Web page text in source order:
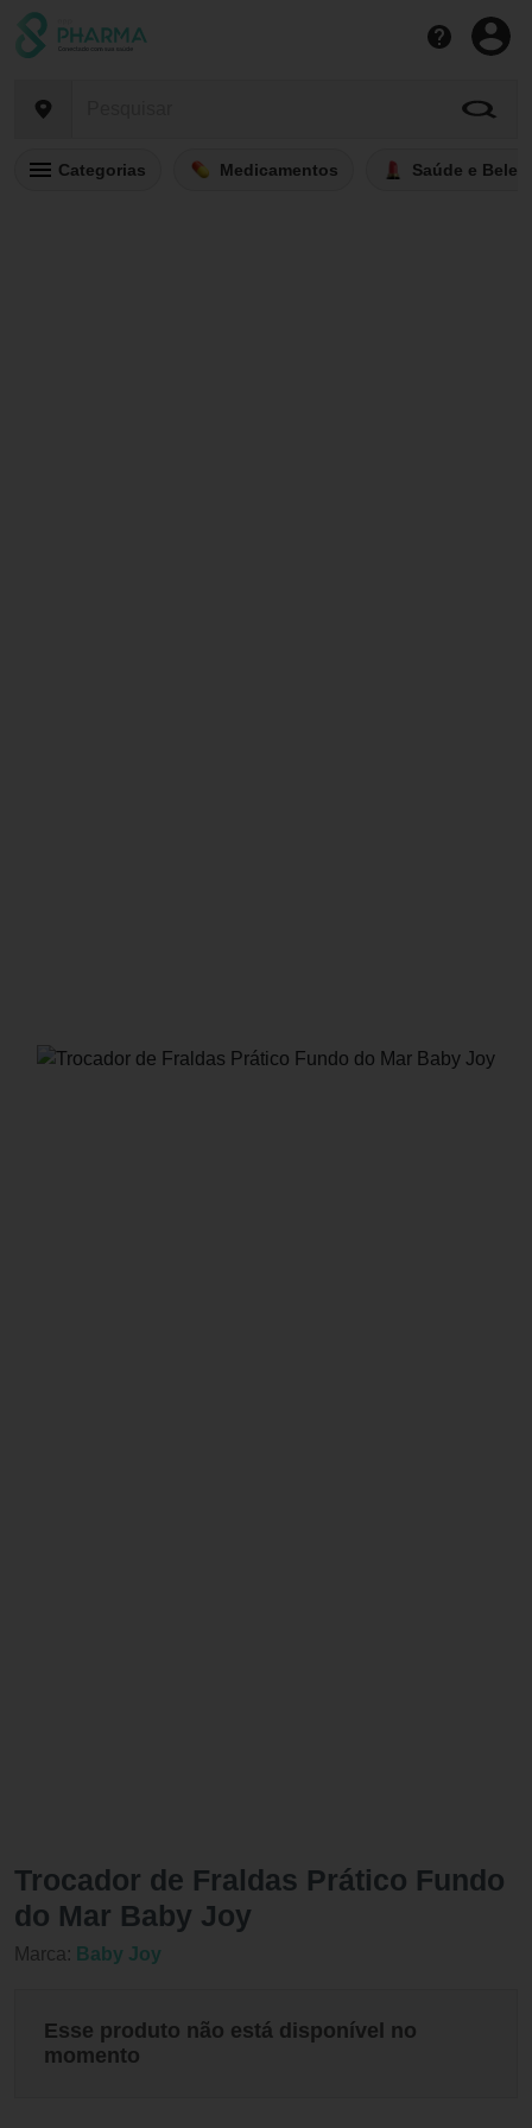
Categorias Medicamentos Saúde e
Trocador de Fraldas Prático Fundo
do Mar Baby Joy
Marca: Baby Joy
Esse produto não está disponível no
momento